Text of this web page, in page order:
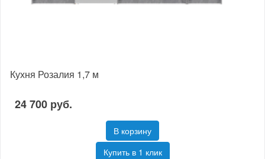
Кухня Розалия 1,7 м
24 700 руб.
В корзину
Купить в 1 клик